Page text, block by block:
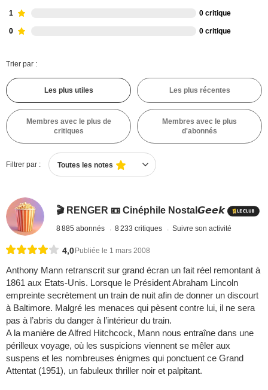
1 0 critique
0 0 critique
Trier par :
Les plus utiles Les plus récentes
Membres avec le plus de
critiques
Membres avec le plus
d'abonnés
Filtrer par : Toutes les notes
🎬 RENGER 📼 Cinéphile Nostal𝙂𝙚𝙚𝙠
8 885 abonnés 8 233 critiques Suivre son activité
4,0 Publiée le 1 mars 2008
Anthony Mann retranscrit sur grand écran un fait réel remontant à
1861 aux Etats-Unis. Lorsque le Président Abraham Lincoln
empreinte secrètement un train de nuit afin de donner un discourt
à Baltimore. Malgré les menaces qui pèsent contre lui, il ne sera
pas à l’abris du danger à l’intérieur du train.
A la manière de Alfred Hitchcock, Mann nous entraîne dans une
périlleux voyage, où les suspicions viennent se mêler aux
suspens et les nombreuses énigmes qui ponctuent ce Grand
Attentat (1951), un fabuleux thriller noir et palpitant.